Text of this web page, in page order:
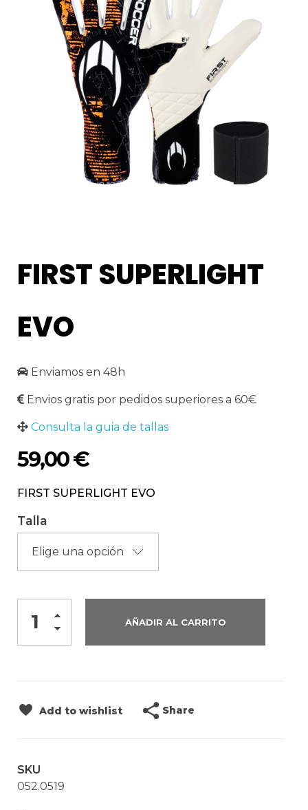
FIRST SUPERLIGHT
EVO
Enviamos en 48h
Envios gratis por pedidos superiores a 60€
Consulta la guia de tallas
59,00€
FIRST SUPERLIGHT EVO
Talla
AÑADIR AL CARRITO
Add to wishlist Share
SKU
052.0519